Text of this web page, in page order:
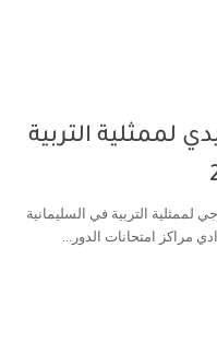
لممثلية التربية
لممثلية التربية في السليمانية